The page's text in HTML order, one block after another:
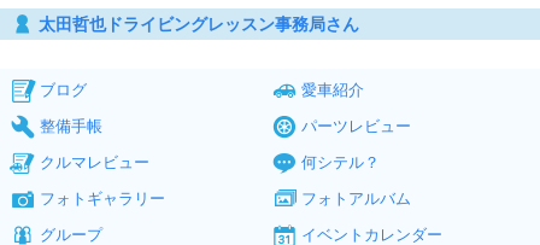
太田哲也ドライビングレッスン事務局さん
ブログ
愛車紹介
整備手帳
パーツレビュー
クルマレビュー
何シテル？
フォトギャラリー
フォトアルバム
グループ
イベントカレンダー